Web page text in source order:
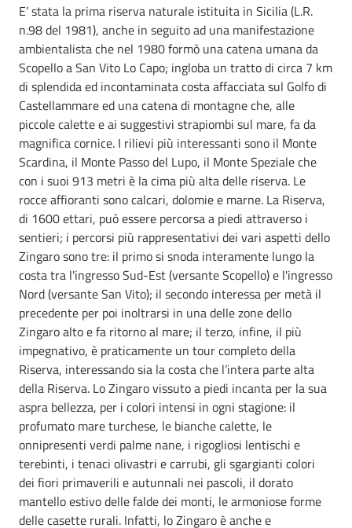
E’ stata la prima riserva naturale istituita in Sicilia (L.R.
n.98 del 1981), anche in seguito ad una manifestazione
ambientalista che nel 1980 formò una catena umana da
Scopello a San Vito Lo Capo; ingloba un tratto di circa 7 km
di splendida ed incontaminata costa affacciata sul Golfo di
Castellammare ed una catena di montagne che, alle
piccole calette e ai suggestivi strapiombi sul mare, fa da
magnifica cornice. I rilievi più interessanti sono il Monte
Scardina, il Monte Passo del Lupo, il Monte Speziale che
con i suoi 913 metri è la cima più alta delle riserva. Le
rocce affioranti sono calcari, dolomie e marne. La Riserva,
di 1600 ettari, può essere percorsa a piedi attraverso i
sentieri; i percorsi più rappresentativi dei vari aspetti dello
Zingaro sono tre: il primo si snoda interamente lungo la
costa tra l'ingresso Sud-Est (versante Scopello) e l'ingresso
Nord (versante San Vito); il secondo interessa per metà il
precedente per poi inoltrarsi in una delle zone dello
Zingaro alto e fa ritorno al mare; il terzo, infine, il più
impegnativo, è praticamente un tour completo della
Riserva, interessando sia la costa che l’intera parte alta
della Riserva. Lo Zingaro vissuto a piedi incanta per la sua
aspra bellezza, per i colori intensi in ogni stagione: il
profumato mare turchese, le bianche calette, le
onnipresenti verdi palme nane, i rigogliosi lentischi e
terebinti, i tenaci olivastri e carrubi, gli sgargianti colori
dei fiori primaverili e autunnali nei pascoli, il dorato
mantello estivo delle falde dei monti, le armoniose forme
delle casette rurali. Infatti, lo Zingaro è anche e